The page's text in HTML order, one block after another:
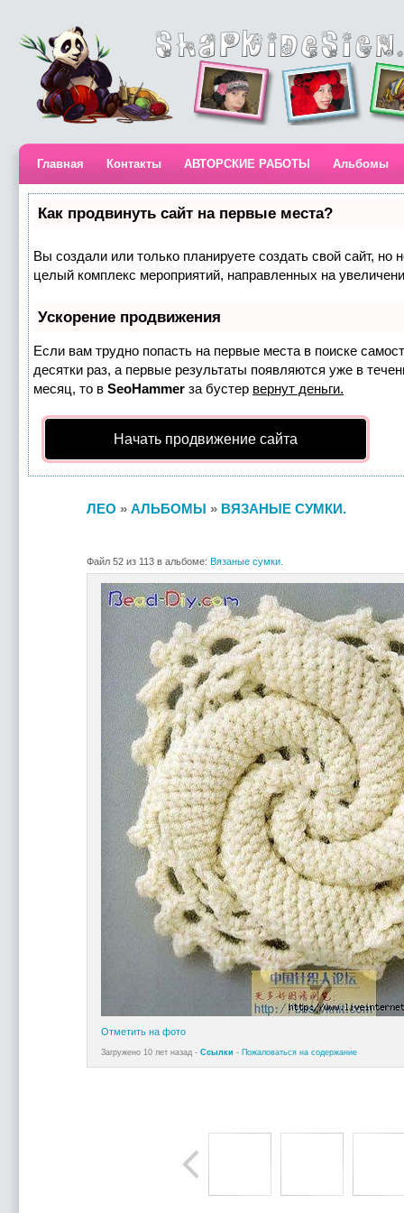
Главная Контакты АВТОРСКИЕ РАБОТЫ Альбомы
Как продвинуть сайт на первые места?
Вы создали или только планируете создать свой сайт, но
целый комплекс мероприятий, направленных на
Ускорение продвижения
Если вам трудно попасть на первые места в поиске
десятки раз, а первые результаты появляются уже в
месяц, то в SeoHammer за бустер вернут деньги.
Начать продвижение сайта
ЛЕО » АЛЬБОМЫ » ВЯЗАНЫЕ СУМКИ.
Файл 52 из 113 в альбоме: Вязаные сумки.
Отметить на фото
Загружено 10 лет назад - Ссылки - Пожаловаться на содержание